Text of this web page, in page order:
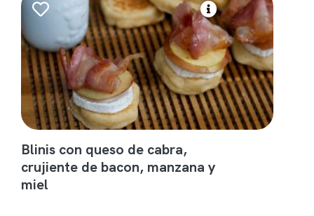
Blinis con queso de cabra,
crujiente de bacon, manzana y
miel